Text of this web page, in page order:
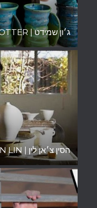
ג׳ון שמידט | JON THE POTTER
הסין צ׳אן לין | HSIN CHUEN LIN